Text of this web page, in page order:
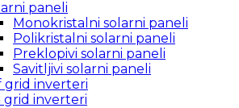
paneli
Monokristalni solarni paneli
Polikristalni solarni paneli
Preklopivi solarni paneli
Savitljivi solarni paneli
grid inverteri
grid inverteri